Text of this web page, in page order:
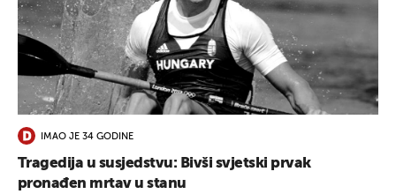
IMAO JE 34 GODINE
Tragedija u susjedstvu: Bivši svjetski prvak
pronađen mrtav u stanu
UKLJUČITE NOTIFIKACIJE